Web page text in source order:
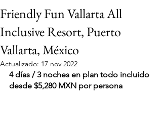
Friendly Fun Vallarta All
Inclusive Resort, Puerto
Vallarta, México
Actualizado: 17 nov 2022
4 días / 3 noches en plan todo incluido
desde $5,280 MXN por persona